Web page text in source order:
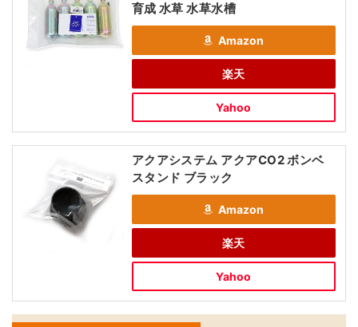
育成 水草 水草水槽
Amazon
楽天
Yahoo
アクアシステム アクアCO2 ボンベ
スタンド ブラック
Amazon
楽天
Yahoo